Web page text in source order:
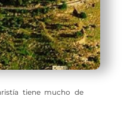
tiene mucho de